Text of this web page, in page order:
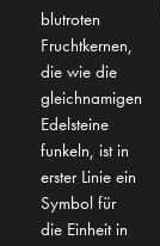
blutroten
Fruchtkernen,
die wie die
gleichnamigen
Edelsteine
funkeln, ist in
erster Linie ein
Symbol für
die Einheit in